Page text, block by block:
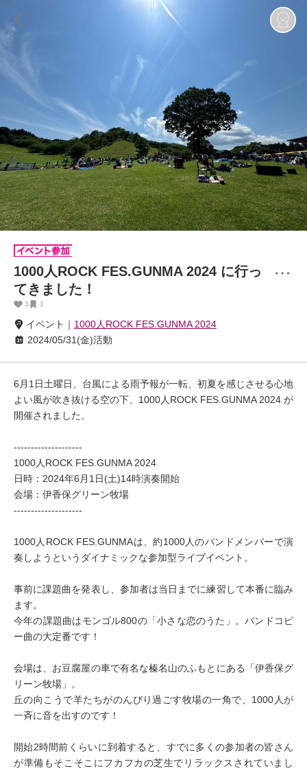
1000人ROCK FES.GUNMA 2024 に行っ
てきました！
3 1
イベント｜ 1000人ROCK FES.GUNMA 2024
2024/05/31(金)活動
6月1日土曜日、台風による雨予報が一転、初夏を感じさせる心地
よい風が吹き抜ける空の下、1000人ROCK FES.GUNMA 2024 が
開催されました。
--------------------
1000人ROCK FES.GUNMA 2024
日時：2024年6月1日(土)14時演奏開始
会場：伊香保グリーン牧場
--------------------
1000人ROCK FES.GUNMAは、約1000人のバンドメンバーで演
奏しようというダイナミックな参加型ライブイベント。
事前に課題曲を発表し、参加者は当日までに練習して本番に臨み
ます。
今年の課題曲はモンゴル800の「小さな恋のうた」。バンドコピ
ー曲の大定番です！
会場は、お豆腐屋の車で有名な榛名山のふもとにある「伊香保グ
リーン牧場」。
丘の向こうで羊たちがのんびり過ごす牧場の一角で、1000人が
一斉に音を出すのです！
開始2時間前くらいに到着すると、すでに多くの参加者の皆さん
が準備もそこそこにフカフカの芝生でリラックスされていまし